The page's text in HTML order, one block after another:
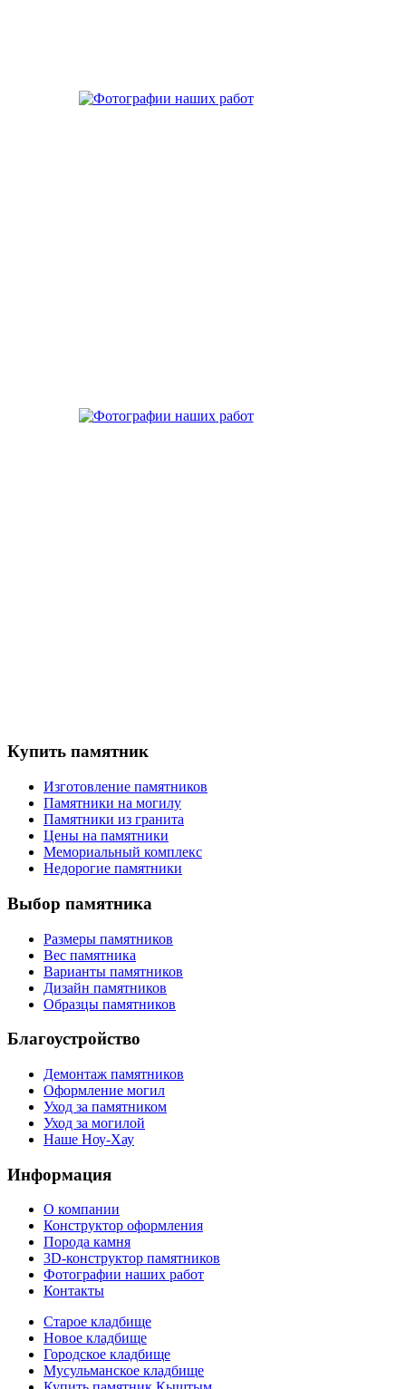
Купить памятник
Изготовление памятников
Памятники на могилу
Памятники из гранита
Цены на памятники
Мемориальный комплекс
Недорогие памятники
Выбор памятника
Размеры памятников
Вес памятника
Варианты памятников
Дизайн памятников
Образцы памятников
Благоустройство
Демонтаж памятников
Оформление могил
Уход за памятником
Уход за могилой
Наше Ноу-Хау
Информация
О компании
Конструктор оформления
Порода камня
3D-конструктор памятников
Фотографии наших работ
Контакты
Старое кладбище
Новое кладбище
Городское кладбище
Мусульманское кладбище